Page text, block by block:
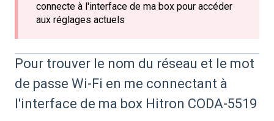
connecte à l'interface de ma box pour accéder
aux réglages actuels
Pour trouver le nom du réseau et le mot
de passe Wi-Fi en me connectant à
l'interface de ma box Hitron CODA-5519